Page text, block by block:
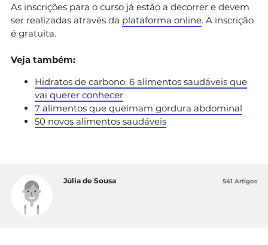
As inscrições para o curso já estão a decorrer e devem
ser realizadas através da plataforma online. A inscrição
é gratuita.
Veja também:
Hidratos de carbono: 6 alimentos saudáveis que
vai querer conhecer
7 alimentos que queimam gordura abdominal
50 novos alimentos saudáveis
Júlia de Sousa 541 Artigos